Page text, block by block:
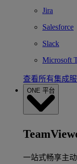
Jira
Salesforce
Slack
Microsoft
查看所有集成
ONE 平台
一站式畅享主